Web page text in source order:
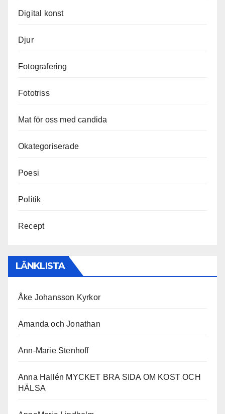
Digital konst
Djur
Fotografering
Fototriss
Mat för oss med candida
Okategoriserade
Poesi
Politik
Recept
LÄNKLISTA
Åke Johansson Kyrkor
Amanda och Jonathan
Ann-Marie Stenhoff
Anna Hallén MYCKET BRA SIDA OM KOST OCH
HÄLSA